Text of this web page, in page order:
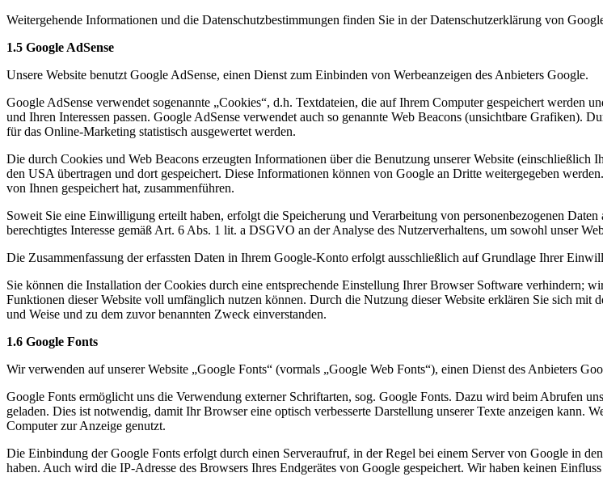
Weitergehende Informationen und die Datenschutzbestimmungen finden Sie in der Datenschutzerklärung von
1.5 Google AdSense
Unsere Website benutzt Google AdSense, einen Dienst zum Einbinden von Werbeanzeigen des Anbieters Google.
Google AdSense verwendet sogenannte „Cookies“, d.h. Textdateien, die auf Ihrem Computer gespeichert werden
und Ihren Interessen passen. Google AdSense verwendet auch so genannte Web Beacons (unsichtbare Grafiken).
für das Online-Marketing statistisch ausgewertet werden.
Die durch Cookies und Web Beacons erzeugten Informationen über die Benutzung unserer Website
den USA übertragen und dort gespeichert. Diese Informationen können von Google an Dritte weitergegeben
von Ihnen gespeichert hat, zusammenführen.
Soweit Sie eine Einwilligung erteilt haben, erfolgt die Speicherung und Verarbeitung von personenbezogenen
berechtigtes Interesse gemäß Art. 6 Abs. 1 lit. a DSGVO an der Analyse des Nutzerverhaltens, um sowohl unser
Die Zusammenfassung der erfassten Daten in Ihrem Google-Konto erfolgt ausschließlich auf Grundlage Ihrer
Sie können die Installation der Cookies durch eine entsprechende Einstellung Ihrer Browser Software verhindern;
Funktionen dieser Website voll umfänglich nutzen können. Durch die Nutzung dieser Website erklären Sie sich
und Weise und zu dem zuvor benannten Zweck einverstanden.
1.6 Google Fonts
Wir verwenden auf unserer Website „Google Fonts“ (vormals „Google Web Fonts“), einen Dienst des Anbieters
Google Fonts ermöglicht uns die Verwendung externer Schriftarten, sog. Google Fonts. Dazu wird beim Abrufen
geladen. Dies ist notwendig, damit Ihr Browser eine optisch verbesserte Darstellung unserer Texte anzeigen kann.
Computer zur Anzeige genutzt.
Die Einbindung der Google Fonts erfolgt durch einen Serveraufruf, in der Regel bei einem Server von Google in
haben. Auch wird die IP-Adresse des Browsers Ihres Endgerätes von Google gespeichert. Wir haben keinen